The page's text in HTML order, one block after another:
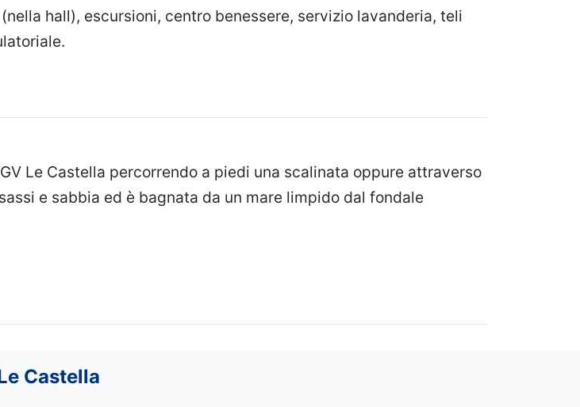
hall), escursioni, centro benessere, servizio lavanderia, teli
Le Castella percorrendo a piedi una scalinata oppure attraverso
e sabbia ed è bagnata da un mare limpido dal fondale
Castella